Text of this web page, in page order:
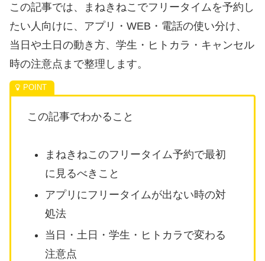
この記事では、まねきねこでフリータイムを予約し
たい人向けに、アプリ・WEB・電話の使い分け、
当日や土日の動き方、学生・ヒトカラ・キャンセル
時の注意点まで整理します。
この記事でわかること
まねきねこのフリータイム予約で最初
に見るべきこと
アプリにフリータイムが出ない時の対
処法
当日・土日・学生・ヒトカラで変わる
注意点